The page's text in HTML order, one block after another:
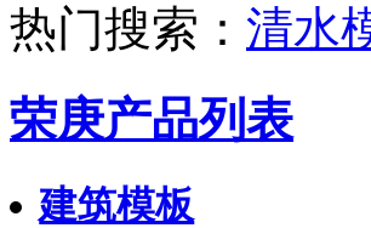
热门搜索： 清水
荣庚产品列表
建筑模板